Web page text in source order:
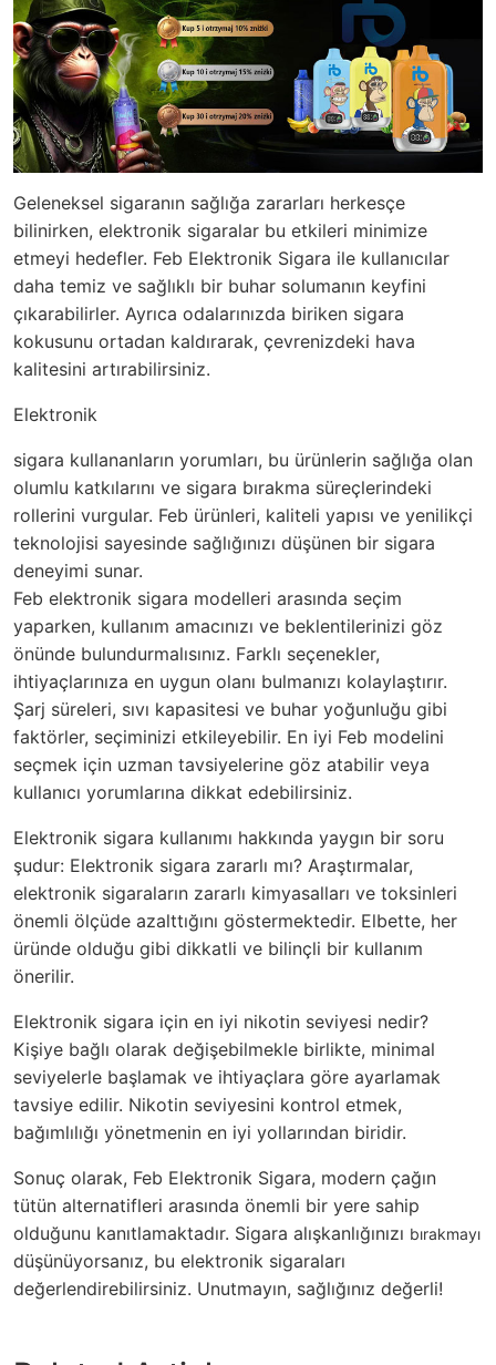
Geleneksel sigaranın sağlığa zararları herkesçe
bilinirken, elektronik sigaralar bu etkileri minimize
etmeyi hedefler. Feb Elektronik Sigara ile kullanıcılar
daha temiz ve sağlıklı bir buhar solumanın keyfini
çıkarabilirler. Ayrıca odalarınızda biriken sigara
kokusunu ortadan kaldırarak, çevrenizdeki hava
kalitesini artırabilirsiniz.
Elektronik
sigara kullananların yorumları, bu ürünlerin sağlığa olan
olumlu katkılarını ve sigara bırakma süreçlerindeki
rollerini vurgular. Feb ürünleri, kaliteli yapısı ve yenilikçi
teknolojisi sayesinde sağlığınızı düşünen bir sigara
deneyimi sunar.
Feb elektronik sigara modelleri arasında seçim
yaparken, kullanım amacınızı ve beklentilerinizi göz
önünde bulundurmalısınız. Farklı seçenekler,
ihtiyaçlarınıza en uygun olanı bulmanızı kolaylaştırır.
Şarj süreleri, sıvı kapasitesi ve buhar yoğunluğu gibi
faktörler, seçiminizi etkileyebilir. En iyi Feb modelini
seçmek için uzman tavsiyelerine göz atabilir veya
kullanıcı yorumlarına dikkat edebilirsiniz.
Elektronik sigara kullanımı hakkında yaygın bir soru
şudur: Elektronik sigara zararlı mı? Araştırmalar,
elektronik sigaraların zararlı kimyasalları ve toksinleri
önemli ölçüde azalttığını göstermektedir. Elbette, her
üründe olduğu gibi dikkatli ve bilinçli bir kullanım
önerilir.
Elektronik sigara için en iyi nikotin seviyesi nedir?
Kişiye bağlı olarak değişebilmekle birlikte, minimal
seviyelerle başlamak ve ihtiyaçlara göre ayarlamak
tavsiye edilir. Nikotin seviyesini kontrol etmek,
bağımlılığı yönetmenin en iyi yollarından biridir.
Sonuç olarak, Feb Elektronik Sigara, modern çağın
tütün alternatifleri arasında önemli bir yere sahip
olduğunu kanıtlamaktadır. Sigara alışkanlığınızı bırakmayı
düşünüyorsanız, bu elektronik sigaraları
değerlendirebilirsiniz. Unutmayın, sağlığınız değerli!